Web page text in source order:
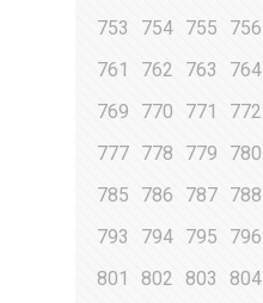
753
754 755 756
761
762 763 764
769
770 771 772
777 778 779 780
785
786 787 788
793
794 795 796
801
802 803 804